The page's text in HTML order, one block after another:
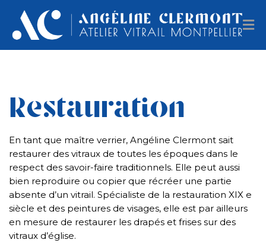
Restauration
En tant que maître verrier, Angéline Clermont sait
restaurer des vitraux de toutes les époques dans le
respect des savoir-faire traditionnels. Elle peut aussi
bien reproduire ou copier que récréer une partie
absente d’un vitrail. Spécialiste de la restauration XIX e
siècle et des peintures de visages, elle est par ailleurs
en mesure de restaurer les drapés et frises sur des
vitraux d’église.